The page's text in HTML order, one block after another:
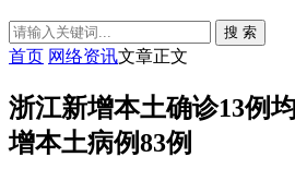
搜 索
首页 网络资讯文章正文
浙江新增本土确诊13例
增本土病例83例